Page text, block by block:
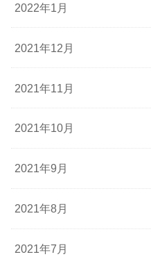
2022年1月
2021年12月
2021年11月
2021年10月
2021年9月
2021年8月
2021年7月